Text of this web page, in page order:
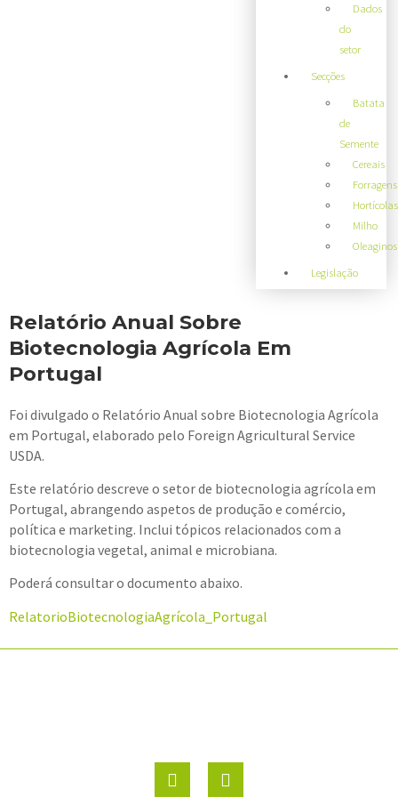
Dados
do
setor
Secções
Batata
de
Semente
Cereais
Forragens
Hortícolas
Milho
Legislação
Relatório Anual Sobre
Biotecnologia Agrícola Em
Portugal
Foi divulgado o Relatório Anual sobre Biotecnologia Agrícola
em Portugal, elaborado pelo Foreign Agricultural Service
USDA.
Este relatório descreve o setor de biotecnologia agrícola em
Portugal, abrangendo aspetos de produção e comércio,
política e marketing. Inclui tópicos relacionados com a
biotecnologia vegetal, animal e microbiana.
Poderá consultar o documento abaixo.
RelatorioBiotecnologiaAgrícola_Portugal